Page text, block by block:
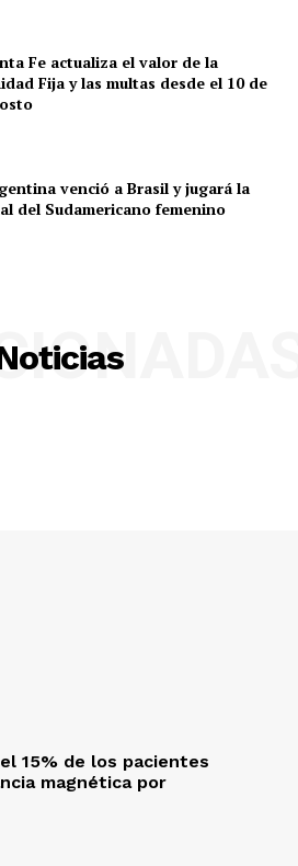
Fe actualiza el valor de la
Fija y las multas desde el 10 de
venció a Brasil y jugará la
del Sudamericano femenino
15% de los pacientes
magnética por